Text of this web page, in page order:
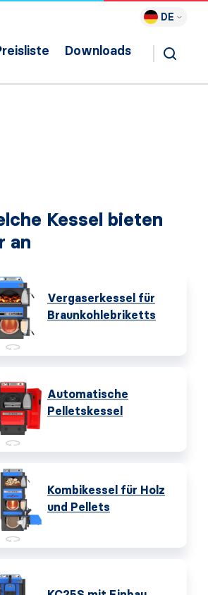
DE
Downloads
Kessel bieten
an
Vergaserkessel für
Braunkohlebriketts
Automatische
Pelletskessel
Kombikessel für Holz
und Pellets